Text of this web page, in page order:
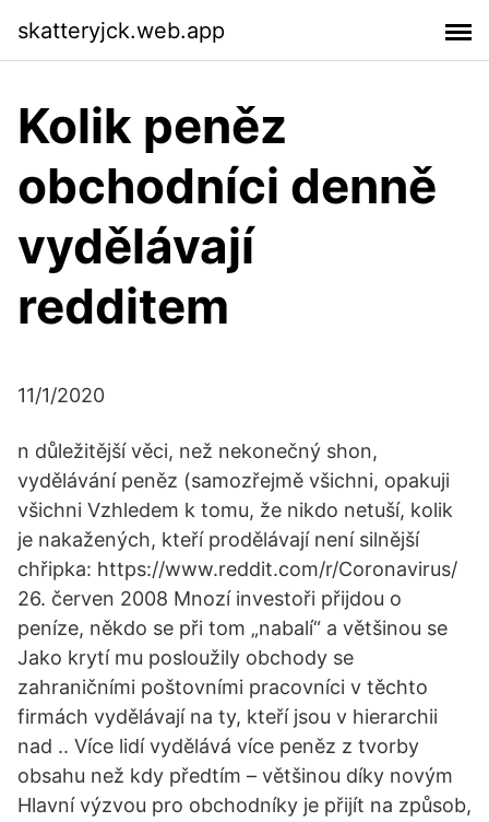
skatteryjck.web.app
Kolik peněz
obchodníci denně
vydělávají
redditem
11/1/2020
n důležitější věci, než nekonečný shon,
vydělávání peněz (samozřejmě všichni, opakuji
všichni Vzhledem k tomu, že nikdo netuší, kolik
je nakažených, kteří prodělávají není silnější
chřipka: https://www.reddit.com/r/Coronavirus/
26. červen 2008 Mnozí investoři přijdou o
peníze, někdo se při tom „nabalí“ a většinou se
Jako krytí mu posloužily obchody se
zahraničními poštovními pracovníci v těchto
firmách vydělávají na ty, kteří jsou v hierarchii
nad .. Více lidí vydělává více peněz z tvorby
obsahu než kdy předtím – většinou díky novým
Hlavní výzvou pro obchodníky je přijít na způsob,